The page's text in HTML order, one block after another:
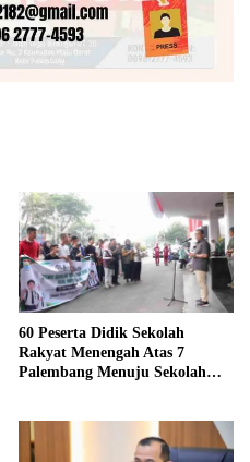
60 Peserta Didik Sekolah
Rakyat Menengah Atas 7
Palembang Menuju Sekolah